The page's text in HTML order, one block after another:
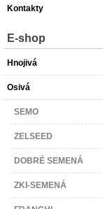
Kontakty
E-shop
Hnojivá
Osivá
SEMO
ZELSEED
DOBRÉ SEMENÁ
ZKI-SEMENÁ